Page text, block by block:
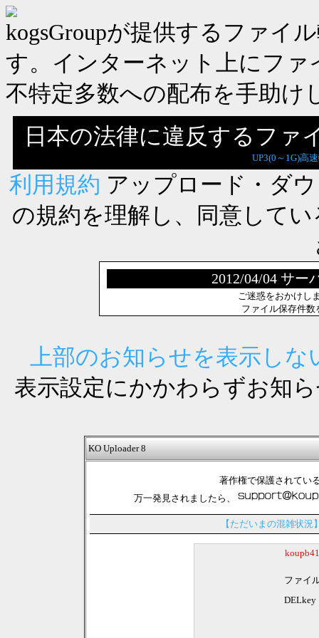
kogsGroupが提供するファイ
す。インターネット上にフ
不特定多数への配布を手助け
日本の法律に違反するファ
UP3(0～1G)高
利用規約 アップロード・ダ
の規約を理解し、同意して
2012/04/04 サー
ご迷惑をおかけし
ファイル保存件
上部のお知らせを表示しな
表示設定にかかわらずお知
KO Uploader 8
著作権で保護されてい
万一発見されましたら、
【ただいまの混雑状況
ファイ
DELkey